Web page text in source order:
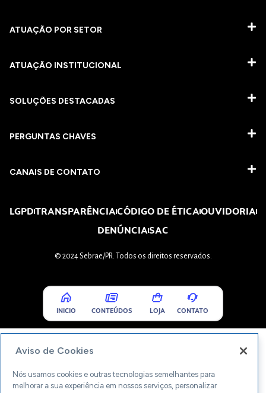
ATUAÇÃO POR SETOR
ATUAÇÃO INSTITUCIONAL
SOLUÇÕES DESTACADAS
PERGUNTAS CHAVES​
CANAIS DE CONTATO
LGPDTRANSPARÊNCIACÓDIGO DE ÉTICAOUVIDORIA
DENÚNCIASAC
© 2024 Sebrae/PR. Todos os direitos reservados.
INICIO CONTEÚDOS LOJA CONTATO
Aviso de Cookies
Nós usamos cookies e outras tecnologias semelhantes para
melhorar a sua experiência em nossos serviços, personalizar